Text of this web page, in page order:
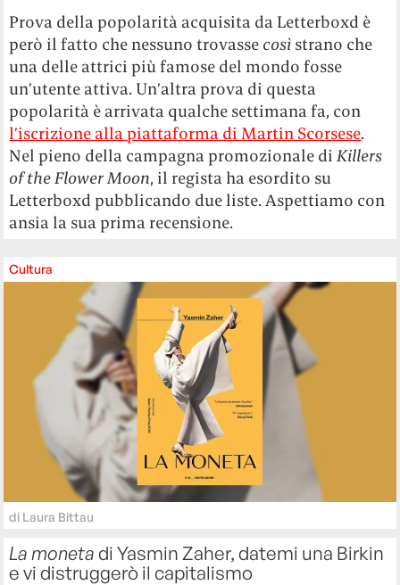
Prova della popolarità acquisita da Letterboxd è
però il fatto che nessuno trovasse così strano che
una delle attrici più famose del mondo fosse
un’utente attiva. Un’altra prova di questa
popolarità è arrivata qualche settimana fa, con
l’iscrizione alla piattaforma di Martin Scorsese.
Nel pieno della campagna promozionale diKillers
of the Flower Moon, il regista ha esordito su
Letterboxd pubblicando due liste. Aspettiamo con
ansia la sua prima recensione.
Cultura
di Laura Bittau
La monetadi Yasmin Zaher, datemi una Birkin
e vi distruggerò il capitalismo